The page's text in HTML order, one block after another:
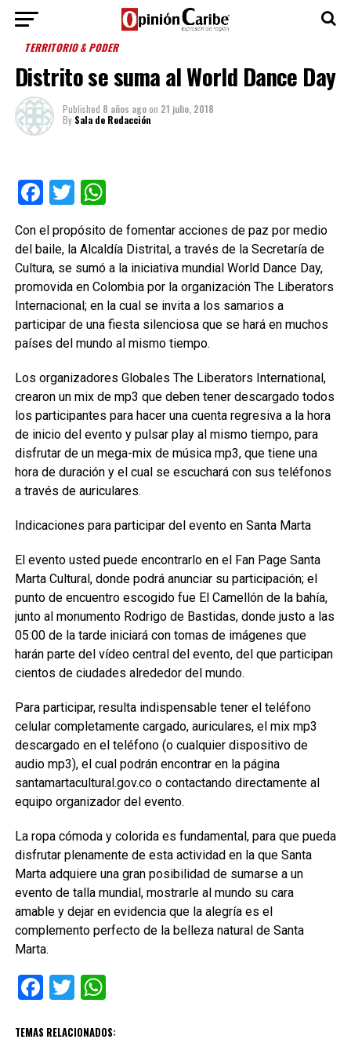
TERRITORIO & PODER
Distrito se suma al World Dance Day
Published 8 años agoon 21 julio, 2018
By Sala de Redacción
Facebook
TwitterWhatsApp
Con el propósito de fomentar acciones de paz por medio
del baile, la Alcaldía Distrital, a través de la Secretaría de
Cultura, se sumó a la iniciativa mundial World Dance Day,
promovida en Colombia por la organización The Liberators
Internacional; en la cual se invita a los samarios a
participar de una fiesta silenciosa que se hará en muchos
países del mundo al mismo tiempo.
Los organizadores Globales The Liberators International,
crearon un mix de mp3 que deben tener descargado todos
los participantes para hacer una cuenta regresiva a la hora
de inicio del evento y pulsar play al mismo tiempo, para
disfrutar de un mega-mix de música mp3, que tiene una
hora de duración y el cual se escuchará con sus teléfonos
a través de auriculares.
Indicaciones para participar del evento en Santa Marta
El evento usted puede encontrarlo en el Fan Page Santa
Marta Cultural, donde podrá anunciar su participación; el
punto de encuentro escogido fue El Camellón de la bahía,
junto al monumento Rodrigo de Bastidas, donde justo a las
05:00 de la tarde iniciará con tomas de imágenes que
harán parte del vídeo central del evento, del que participan
cientos de ciudades alrededor del mundo.
Para participar, resulta indispensable tener el teléfono
celular completamente cargado, auriculares, el mix mp3
descargado en el teléfono (o cualquier dispositivo de
audio mp3), el cual podrán encontrar en la página
santamartacultural.gov.co o contactando directamente al
equipo organizador del evento.
La ropa cómoda y colorida es fundamental, para que pueda
disfrutar plenamente de esta actividad en la que Santa
Marta adquiere una gran posibilidad de sumarse a un
evento de talla mundial, mostrarle al mundo su cara
amable y dejar en evidencia que la alegría es el
complemento perfecto de la belleza natural de Santa
Marta.
Facebook
TwitterWhatsApp
TEMAS RELACIONADOS: